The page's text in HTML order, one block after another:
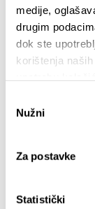
medije,
drugim
dok ste
korištenja
pristanka
Nužni
Za postavke
Statistički